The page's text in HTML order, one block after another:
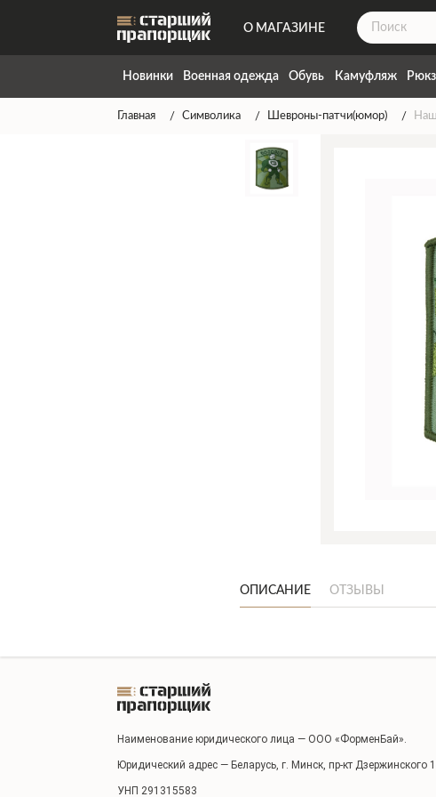
О МАГАЗИНЕ
ДОСТАВКА
КОНТАКТЫ
НАПИСАТЬ НАМ
ТАБЛИЦА РАЗМЕРОВ
Новинки Военная одежда Обувь Камуфляж
Главная Символика Шевроны-патчи(юмор)
ОПИСАНИЕ ОТЗЫВЫ
Наименование юридического лица — ООО «ФорменБай».
Юридический адрес — Беларусь, г. Минск, пр-кт Дзержинского
УНП 291315583